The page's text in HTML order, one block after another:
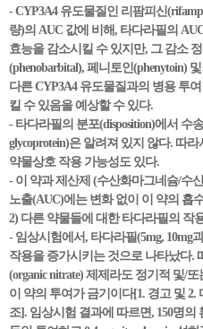
- CYP3A4 유도물질인 리팜피신
량)의 AUC 값에 비해, 타다라필의
효능을 감소시킬 수 있지만, 그 감소
(phenobarbital), 페니토인(phenytoin)
다른 CYP3A4 유도물질과의 병용 투
킬 수 있음을 예상할 수 있다.
- 타다라필의 분포(disposition)에서 수
glycoprotein)은 알려져 있지 않다. 따
약물상호 작용 가능성도 있다.
- 이 약과 제산제 (수산화마그네슘/수
노출(AUC)에는 변화 없이 이 약의 흡
2) 다른 약물들에 대한 타다라필의 작
- 임상시험에서, 타다라필(5mg, 10mg
작용을 증가시키는 것으로 나타났다.
(organic nitrate) 제제라도 정기적 및/
이 약의 투여가 금기이다[1. 경고 및
조]. 임상시험 결과에 따르면, 150명의